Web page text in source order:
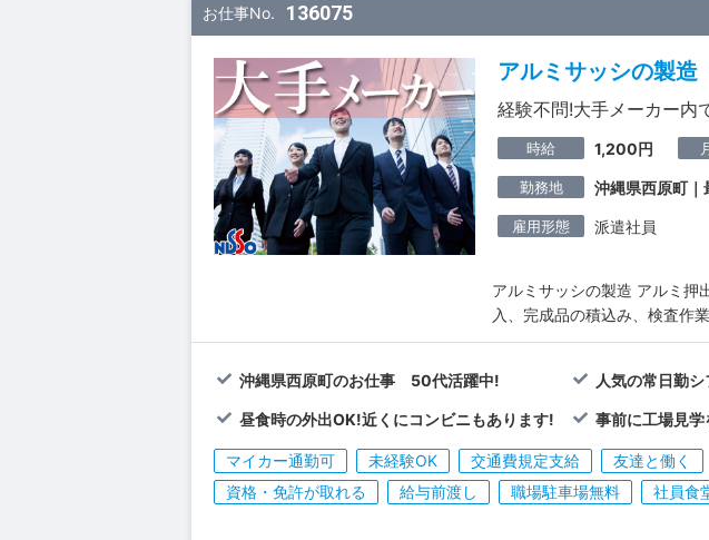
お仕事No. 136075
アルミサッシの製造
経験不問!大手メーカー内
時給 1,200円
勤務地 沖縄県西原町｜
雇用形態 派遣社員
アルミサッシの製造 アルミ押
入、完成品の積込み、検査作業
沖縄県西原町のお仕事 50代活躍中! 人気の常日勤
昼食時の外出OK!近くにコンビニもあります! 事前に工場見
マイカー通勤可 未経験OK 交通費規定支給 友達と働く
資格・免許が取れる
給与前渡し 職場駐車場無料 社員食